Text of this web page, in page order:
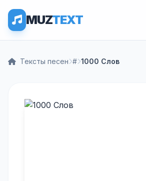
MUZTEXT
Тексты песен # 1000 Слов